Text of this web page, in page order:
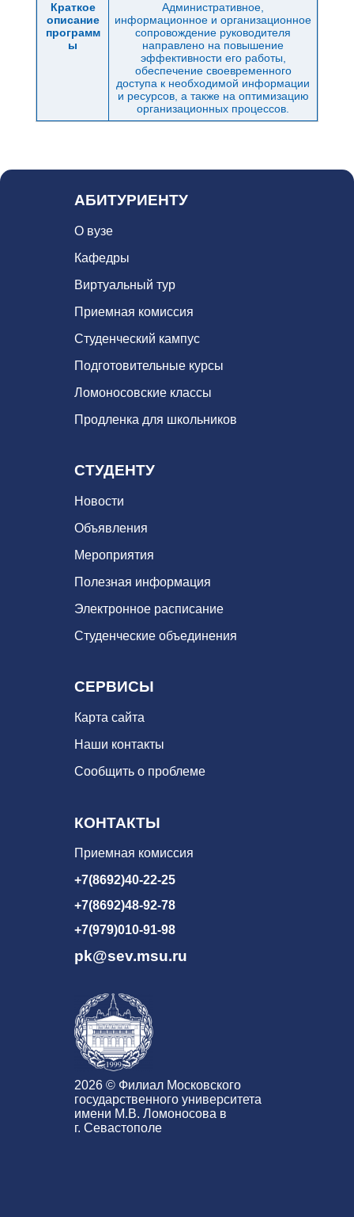
Краткое
описание
программ
ы
Административное,
информационное и организационное
сопровождение руководителя
направлено на повышение
эффективности его работы,
обеспечение своевременного
доступа к необходимой информации
и ресурсов, а также на оптимизацию
организационных процессов.
АБИТУРИЕНТУ
О вузе
Кафедры
Виртуальный тур
Приемная комиссия
Студенческий кампус
Подготовительные курсы
Ломоносовские классы
Продленка для школьников
СТУДЕНТУ
Новости
Объявления
Мероприятия
Полезная информация
Электронное расписание
Студенческие объединения
СЕРВИСЫ
Карта сайта
Наши контакты
Сообщить о проблеме
КОНТАКТЫ
Приемная комиссия
+7(8692)40-22-25
+7(8692)48-92-78
+7(979)010-91-98
pk@sev.msu.ru
2026 © Филиал Московского
государственного университета
имени М.В. Ломоносова в
г. Севастополе